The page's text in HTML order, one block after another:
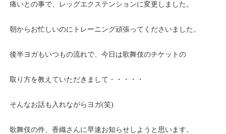
痛いとの事で、レッグエクステンションに変更しました。
朝からお忙しいのにトレーニング頑張ってくださいました。
後半ヨガもいつもの流れで、今日は歌舞伎のチケットの
取り方を教えていただきまして・・・・・
そんなお話も入れながらヨガ(笑)
歌舞伎の件、香織さんに早速お知らせしようと思います。